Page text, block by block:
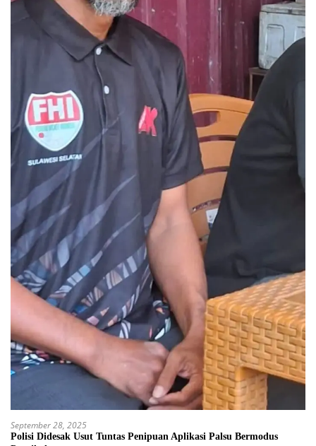
September 28, 2025
Polisi Didesak Usut Tuntas Penipuan Aplikasi Palsu Bermodus